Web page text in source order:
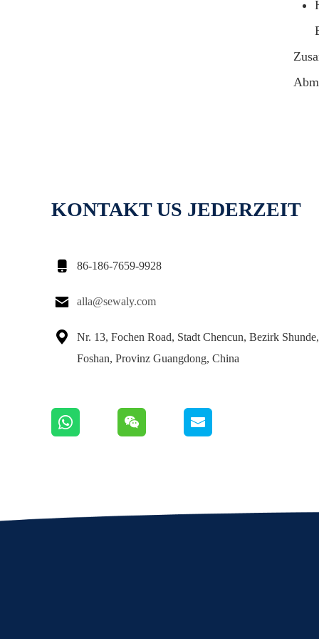
KONTAKT US JEDERZEIT
 86-186-7659-9928
 alla@sewaly.com

Nr. 13, Fochen Road, Stadt Chencun, Bezirk
Foshan, Provinz Guangdong, China